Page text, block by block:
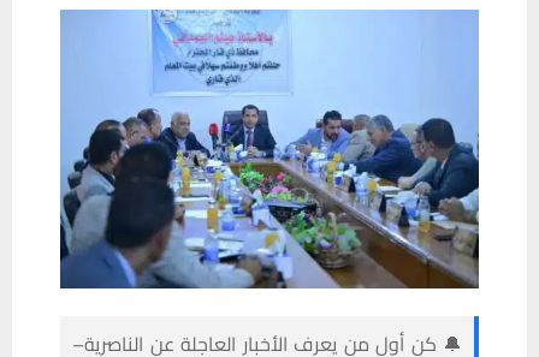
🔔 كن أول من يعرف الأخبار العاجلة عن الناصرية–